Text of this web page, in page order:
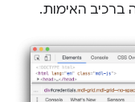
ברכיב האימות.